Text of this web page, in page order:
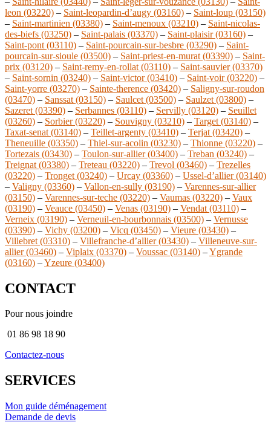
leon (03220) – Saint-leopardin-d’augy (03160) – Saint-loup (03150)
– Saint-martinien (03380) – Saint-menoux (03210) – Saint-nicolas-
des-biefs (03250) – Saint-palais (03370) – Saint-plaisir (03160) –
Saint-pont (03110) – Saint-pourcain-sur-besbre (03290) – Saint-
pourcain-sur-sioule (03500) – Saint-priest-en-murat (03390) – Saint-
prix (03120) – Saint-remy-en-rollat (03110) – Saint-sauvier (03370)
– Saint-sornin (03240) – Saint-victor (03410) – Saint-voir (03220) –
Saint-yorre (03270) – Sainte-therence (03420) – Saligny-sur-roudon
(03470) – Sanssat (03150) – Saulcet (03500) – Saulzet (03800) –
Sazeret (03390) – Serbannes (03110) – Servilly (03120) – Seuillet
(03260) – Sorbier (03220) – Souvigny (03210) – Target (03140) –
Taxat-senat (03140) – Teillet-argenty (03410) – Terjat (03420) –
Theneuille (03350) – Thiel-sur-acolin (03230) – Thionne (03220) –
Tortezais (03430) – Toulon-sur-allier (03400) – Treban (03240) –
Treignat (03380) – Treteau (03220) – Trevol (03460) – Trezelles
(03220) – Tronget (03240) – Urcay (03360) – Ussel-d’allier (03140)
– Valigny (03360) – Vallon-en-sully (03190) – Varennes-sur-allier
(03150) – Varennes-sur-teche (03220) – Vaumas (03220) – Vaux
(03190) – Veauce (03450) – Venas (03190) – Vendat (03110) –
Verneix (03190) – Verneuil-en-bourbonnais (03500) – Vernusse
(03390) – Vichy (03200) – Vicq (03450) – Vieure (03430) –
Villebret (03310) – Villefranche-d’allier (03430) – Villeneuve-sur-
allier (03460) – Viplaix (03370) – Voussac (03140) –Ygrande
(03160) –Yzeure (03400)
CONTACT
Pour nous joindre
01 86 98 18 90
Contactez-nous
SERVICES
Mon guide déménagement
Demande de devis